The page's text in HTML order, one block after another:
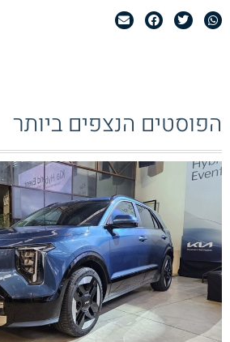
הפוסטים הנצפים ביותר